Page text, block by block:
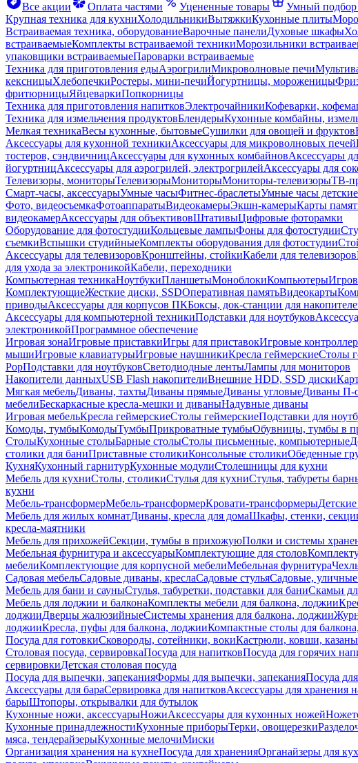
Все акции
Оплата частями Уцененные товары Умный подбор
Крупная техника для кухниХолодильникиВытяжкиКухонные плиты
Встраиваемая техника, оборудованиеВарочные панелиДуховые шкафы
встраиваемыеКомплекты встраиваемой техникиМорозильники
упаковщики встраиваемыеПароварки встраиваемые
Техника для приготовления едыАэрогрилиМикроволновые печи
кексницыХлебопечкиРостеры, мини-печиЙогуртницы, мороженицы
фритюрницыЯйцеваркиПопкорницы
Техника для приготовления напитковЭлектрочайникиКофеварки,
Техника для измельчения продуктовБлендерыКухонные комбайны,
Мелкая техникаВесы кухонные, бытовыеСушилки для овощей и фруктов
Аксессуары для кухонной техникиАксессуары для микроволновых печей
тостеров, сэндвичницАксессуары для кухонных комбайновАксессуары
йогуртницАксессуары для аэрогрилей, электрогрилейАксессуары для
Телевизоры, мониторыТелевизорыМониторыМониторы-телевизорыТВ-
Смарт-часы, аксессуарыУмные часыФитнес-браслетыУмные часы детские
Фото, видеосъемкаФотоаппаратыВидеокамерыЭкшн-камерыКарты
видеокамерАксессуары для объективовШтативыЦифровые фоторамки
Оборудование для фотостудииКольцевые лампыФоны для фотостудии
съемкиВспышки студийныеКомплекты оборудования для фотостудии
Аксессуары для телевизоровКронштейны, стойкиКабели для телевизоров
для ухода за электроникойКабели, переходники
Компьютерная техникаНоутбукиПланшетыМоноблокиКомпьютеры
КомплектующиеЖесткие диски, SSDОперативная памятьВидеокарты
приводыАксессуары для корпусов ПКБоксы, док-станции для
Аксессуары для компьютерной техникиПодставки для ноутбуков
электроникойПрограммное обеспечение
Игровая зонаИгровые приставкиИгры для приставокИгровые
мышиИгровые клавиатурыИгровые наушникиКресла геймерскиеСтолы
PopПодставки для ноутбуковСветодиодные лентыЛампы для мониторов
Накопители данныхUSB Flash накопителиВнешние HDD, SSD диски
Мягкая мебельДиваны, тахтыДиваны прямыеДиваны угловыеДиваны П-
мебелиБескаркасные кресла-мешки и диваныНадувные диваны
Игровая мебельКресла геймерскиеСтолы геймерскиеПодставки для
Комоды, тумбыКомодыТумбыПрикроватные тумбыОбувницы, тумбы в
СтолыКухонные столыБарные столыСтолы письменные, компьютерные
столики для баниПриставные столикиКонсольные столикиОбеденные
КухняКухонный гарнитурКухонные модулиСтолешницы для кухни
Мебель для кухниСтолы, столикиСтулья для кухниСтулья, табуреты
кухни
Мебель-трансформерМебель-трансформерКровати-трансформеры
Мебель для жилых комнатДиваны, кресла для домаШкафы, стенки,
кресла-маятники
Мебель для прихожейСекции, тумбы в прихожуюПолки и системы
Мебельная фурнитура и аксессуарыКомплектующие для столов
мебелиКомплектующие для корпусной мебелиМебельная фурнитура
Садовая мебельСадовые диваны, креслаСадовые стульяСадовые,
Мебель для бани и сауныСтулья, табуретки, подставки для баниСкамьи
Мебель для лоджии и балконаКомплекты мебели для балкона, лоджии
лоджииДверцы жалюзийныеСистемы хранения для балкона, лоджии
лоджииКресла, пуфы для балкона, лоджииКомпактные столы для
Посуда для готовкиСковороды, сотейники, вокиКастрюли, ковши, казаны
Столовая посуда, сервировкаПосуда для напитковПосуда для горячих
сервировкиДетская столовая посуда
Посуда для выпечки, запеканияФормы для выпечки, запеканияПосуда
Аксессуары для бараСервировка для напитковАксессуары для хранения
барыШтопоры, открывалки для бутылок
Кухонные ножи, аксессуарыНожиАксессуары для кухонных ножей
Кухонные принадлежностиКухонные приборыТерки, овощерезки
мяса, тендерайзерыКухонные мелочиМиски
Организация хранения на кухнеПосуда для храненияОрганайзеры для